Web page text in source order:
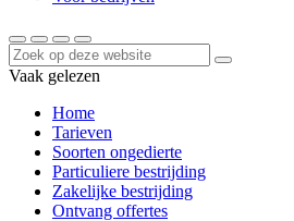
Vaak gelezen
Home
Tarieven
Soorten ongedierte
Particuliere bestrijding
Zakelijke bestrijding
Ontvang offertes